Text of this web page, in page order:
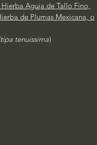
Aguja de Tallo Fino,
de Plumas Mexicana, o
tenuissima)